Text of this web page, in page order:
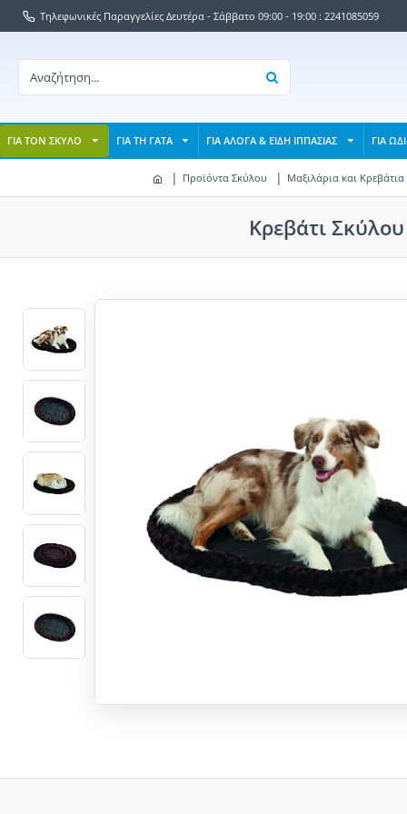
Τηλεφωνικές Παραγγελίες Δευτέρα - Σάββατο 09:00 - 19:00 : 2241085059
ΓΙΑ ΤΟΝ ΣΚΥΛΟ ΓΙΑ ΤΗ ΓΑΤΑ ΓΙΑ ΑΛΟΓΑ & ΕΙΔΗ ΙΠΠΑΣΙΑΣ ΓΙΑ
Προϊόντα Σκύλου Μαξιλάρια και
Κρεβάτι